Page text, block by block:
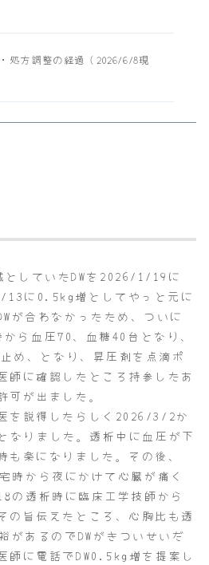
処方調整の経過（2026/6/8現
していたDWを2026/1/19に
に0.5kg増としてやっと元に
が合わなかったため、ついに
ら血圧70、血糖40台となり、
め、となり、昇圧剤を点滴ポ
師に確認したところ持参したあ
可が出ました。
を説得したらしく2026/3/2か
なりました。透析中に血圧が下
も楽になりました。その後、
から夜にかけて心臓が痛く
透析時に臨床工学技師から
の旨伝えたところ、心胸比も透
があるのでDWがきついせいだ
師に電話でDW0.5kg増を提案し